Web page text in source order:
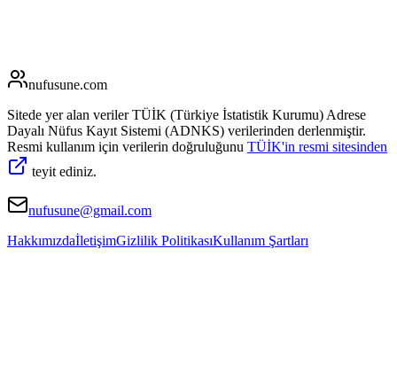
nufusune.com
Sitede yer alan veriler TÜİK (Türkiye İstatistik Kurumu) Adrese
Dayalı Nüfus Kayıt Sistemi (ADNKS) verilerinden derlenmiştir.
Resmi kullanım için verilerin doğruluğunu TÜİK'in resmi sitesinden
teyit ediniz.
nufusune@gmail.com
HakkımızdaİletişimGizlilik PolitikasıKullanım Şartları